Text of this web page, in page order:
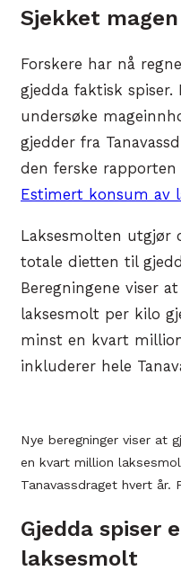
Sjekket
Forskere har nå
gjedda faktisk
undersøke
gjedder fra
den ferske rapporten
Estimert konsum av
Laksesmolten utgjør
totale dietten til
Beregningene viser
laksesmolt per kilo
minst en kvart
inkluderer hele
Nye beregninger viser at
en kvart million
Tanavassdraget hvert år.
Gjedda spiser
laksesmolt